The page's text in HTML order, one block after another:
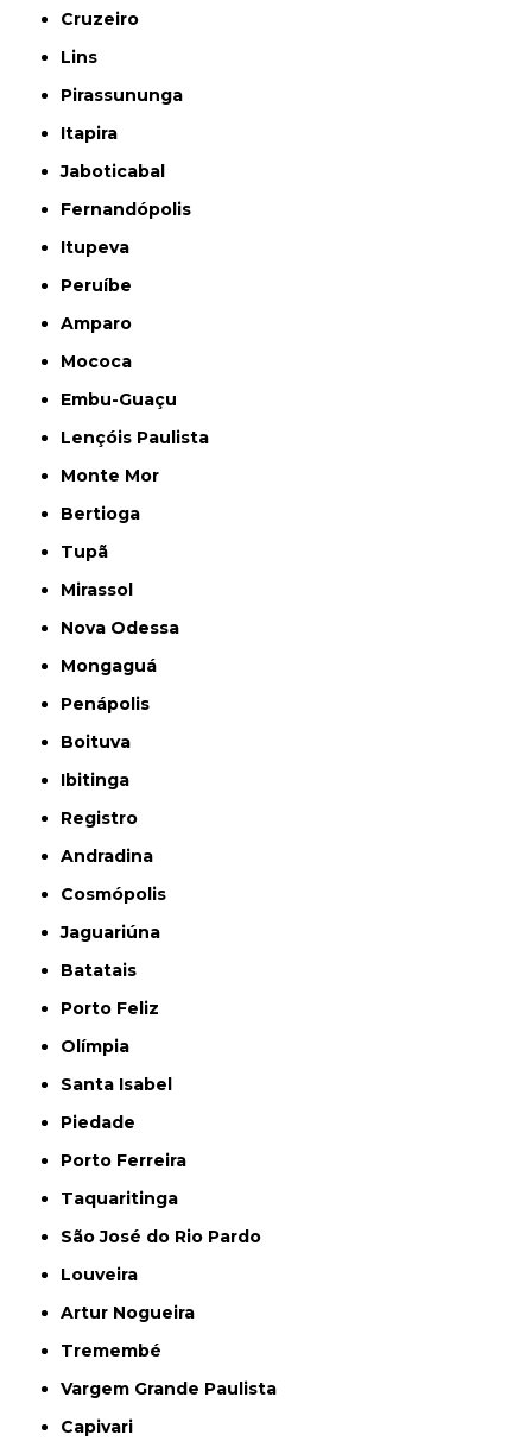
Cruzeiro
Lins
Pirassununga
Itapira
Jaboticabal
Fernandópolis
Itupeva
Peruíbe
Amparo
Mococa
Embu-Guaçu
Lençóis Paulista
Monte Mor
Bertioga
Tupã
Mirassol
Nova Odessa
Mongaguá
Penápolis
Boituva
Ibitinga
Registro
Andradina
Cosmópolis
Jaguariúna
Batatais
Porto Feliz
Olímpia
Santa Isabel
Piedade
Porto Ferreira
Taquaritinga
São José do Rio Pardo
Louveira
Artur Nogueira
Tremembé
Vargem Grande Paulista
Capivari